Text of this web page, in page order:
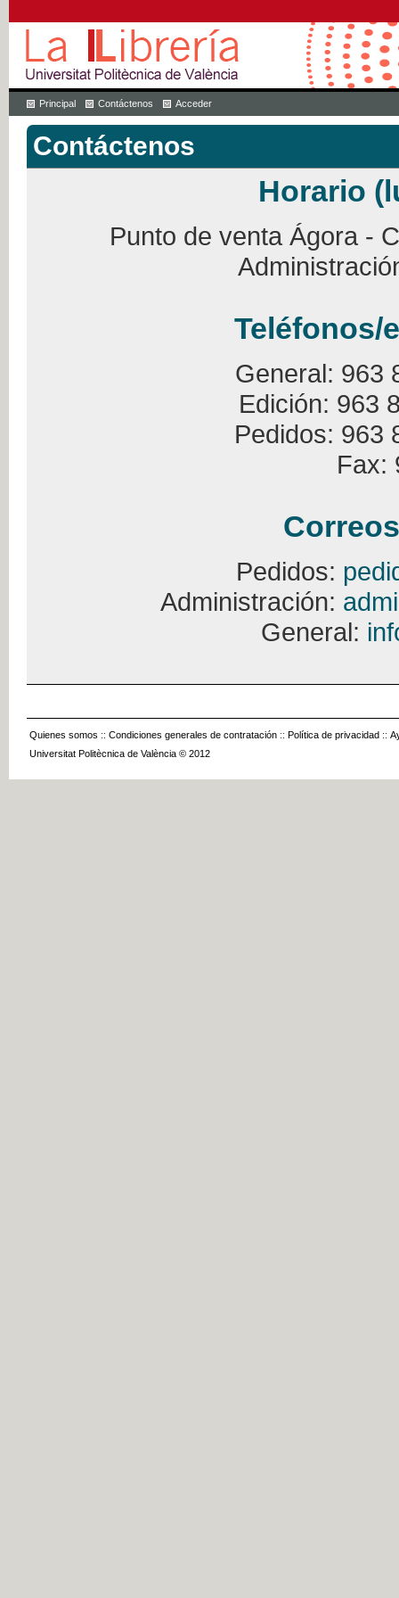
Principal Contáctenos Acceder
Contáctenos
Horario
Punto de venta Ágora -
Teléfonos/
General: 963
Edición: 963
Pedidos: 963
Fax:
Pedidos:
Administración:
General:
Quienes somos :: Condiciones generales de contratación :: Política de privacidad ::
Universitat Politècnica de València © 2012